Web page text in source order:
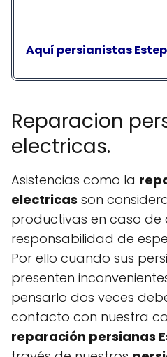
Aquí persianistas
Reparacion
electricas.
Asistencias como la
electricas son
productivas en caso de
responsabilidad de
Por ello cuando sus
presenten
pensarlo dos veces
contacto con nuestra
reparación persianas